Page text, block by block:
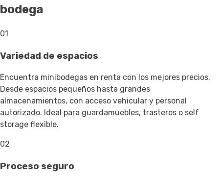
bodega
01
Variedad de espacios
Encuentra minibodegas en renta con los mejores precios.
Desde espacios pequeños hasta grandes
almacenamientos, con acceso vehicular y personal
autorizado. Ideal para guardamuebles, trasteros o self
storage flexible.
02
Proceso seguro